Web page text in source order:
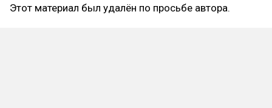
Этот материал был удалён по просьбе автора.